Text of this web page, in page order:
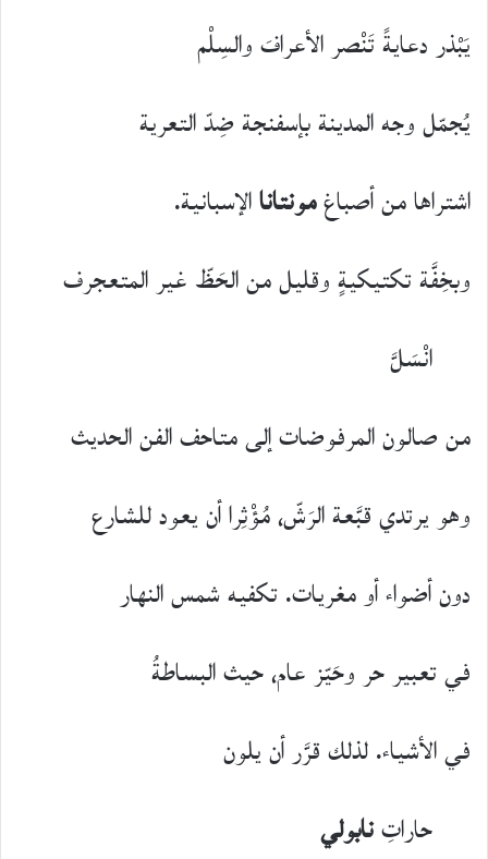
يَبْذر دعايةً تَنْصر الأعرافَ والسِلْم
يُجمّل وجه المدينة بإسفنجة ضِدّ التعرية
اشتراها من أصباغمونتاناالإسبانية.
وبخِفَّة تكتيكيةٍ وقليل من الحَظّ غير المتعجرف
انْسَلَّ
من صالون المرفوضات إلى متاحف الفن الحديث
وهو يرتدي قبَّعة الرَشّ، مُؤْثِرا أن يعود للشارع
دون أضواء أو مغريات. تكفيه شمس النهار
في تعبير حر وحَيّز عام، حيث البساطةُ
في الأشياء. لذلك قرَّر أن يلون
حاراتِنابولي